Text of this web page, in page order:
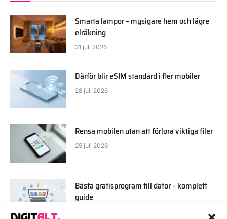
Smarta lampor – mysigare hem och lägre
elräkning
31 juli 2026
Därför blir eSIM standard i fler mobiler
28 juli 2026
Rensa mobilen utan att förlora viktiga filer
25 juli 2026
Bästa gratisprogram till dator – komplett
guide